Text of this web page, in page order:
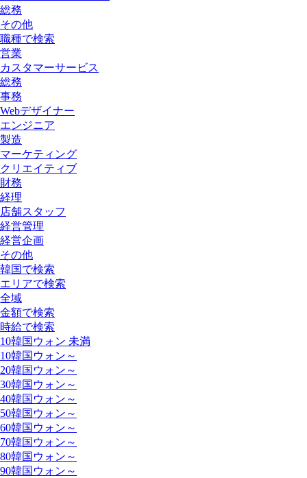
総務
その他
職種で検索
営業
カスタマーサービス
総務
事務
Webデザイナー
エンジニア
製造
マーケティング
クリエイティブ
財務
経理
店舗スタッフ
経営管理
経営企画
その他
韓国で検索
エリアで検索
全域
金額で検索
時給で検索
10韓国ウォン 未満
10韓国ウォン～
20韓国ウォン～
30韓国ウォン～
40韓国ウォン～
50韓国ウォン～
60韓国ウォン～
70韓国ウォン～
80韓国ウォン～
90韓国ウォン～